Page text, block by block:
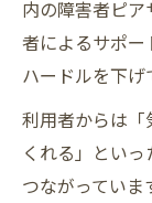
内の障害者ピ
者によるサポ
ハードルを下げ
利用者からは
くれる」とい
つながってい